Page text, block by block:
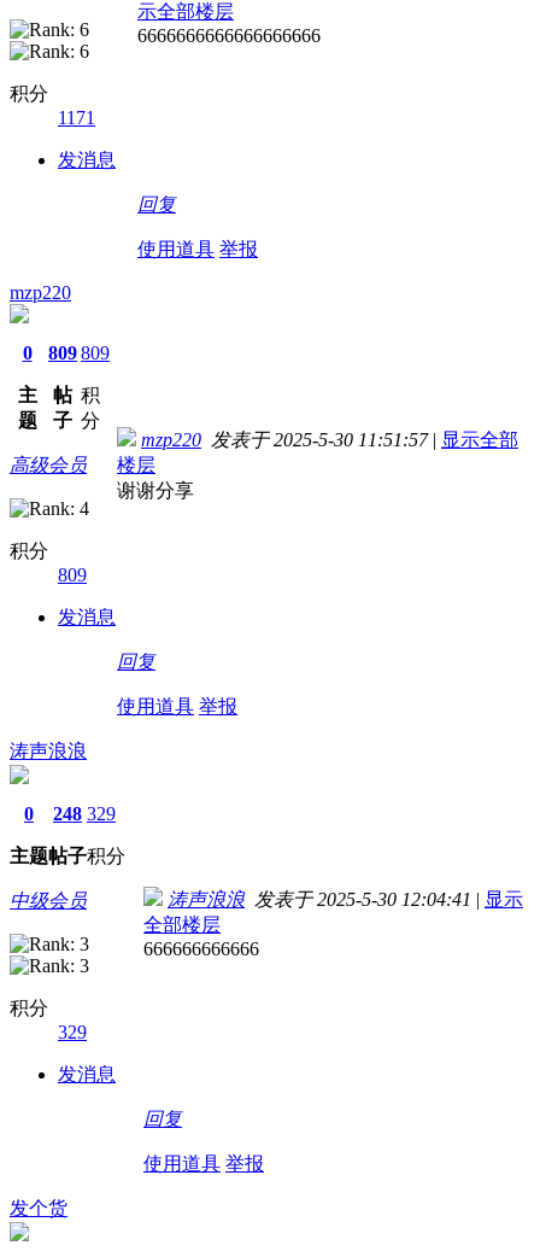
积分
1171
发消息
示全部楼层
6666666666666666666
回复
使用道具 举报
mzp220
0
主
题
809
帖
子
809
积
分
高级会员
积分
809
发消息
mzp220 发表于 2025-5-30 11:51:57 | 显示全部
楼层
谢谢分享
回复
使用道具 举报
涛声浪浪
0
主题
248
帖子
329
积分
中级会员
积分
329
发消息
涛声浪浪发表于 2025-5-30 12:04:41 | 显示
全部楼层
666666666666
回复
使用道具 举报
发个货